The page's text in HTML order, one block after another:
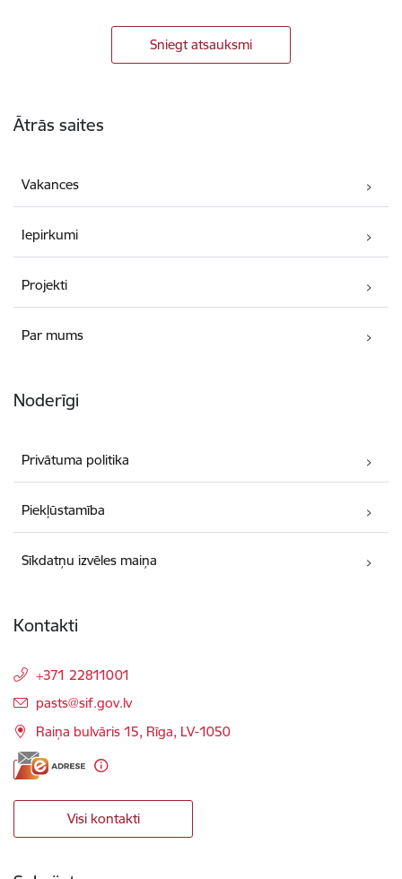
Sniegt atsauksmi
Ātrās saites
Vakances
Iepirkumi
Projekti
Par mums
Noderīgi
Privātuma politika
Piekļūstamība
Sīkdatņu izvēles maiņa
Kontakti
+371 22811001
E-pasts:
pasts@sif.gov.lv
Raiņa bulvāris 15, Rīga, LV-1050
Visi kontakti